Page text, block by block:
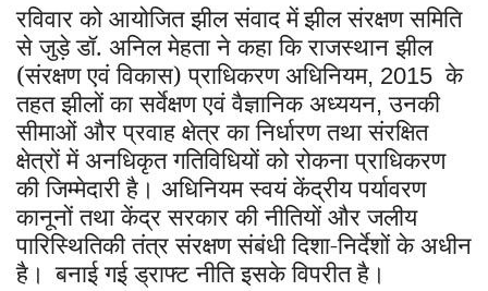
रविवार को आयोजित झील संवाद मेंझील संरक्षण समिति
से जुड़े डॉ. अनिल मेहता ने कहा कि राजस्थान झील
(संरक्षण एवं विकास) प्राधिकरण अधिनियम, 2015के
तहत झीलों का सर्वेक्षण एवं वैज्ञानिक अध्ययन,उनकी
सीमाओं और प्रवाह क्षेत्र का निर्धारण तथा संरक्षित
क्षेत्रों में अनधिकृत गतिविधियों को रोकना प्राधिकरण
की जिम्मेदारी है। अधिनियम स्वयं केंद्रीय पर्यावरण
कानूनों तथा केंद्र सरकार की नीतियों और जलीय
पारिस्थितिकी तंत्र संरक्षण संबंधी दिशा-निर्देशों के अधीन
है। बनाई गई ड्राफ्ट नीति इसके विपरीत है।